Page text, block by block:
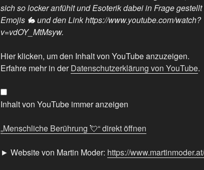
sich so locker anfühlt und Esoterik dabei in Frage
Emojis 🐇 und den Link https://www.youtube.com/watch?
v=vdOY_MtMsyw.
„Menschliche
Berührung
von
YouTube
Hier klicken, um den Inhalt von YouTube anzuzeigen.
Erfahre mehr in derDatenschutzerklärung von YouTube.
Inhalt von YouTube immer anzeigen
„Menschliche Berührung 💘“ direkt öffnen
► Website von Martin Moder: https://www.martinmoder.at/